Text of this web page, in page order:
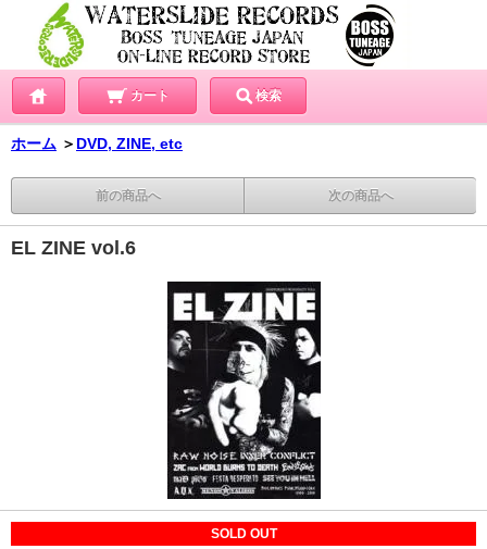
カート 検索
ホーム ＞ DVD, ZINE, etc
前の商品へ 次の商品へ
EL ZINE vol.6
SOLD OUT